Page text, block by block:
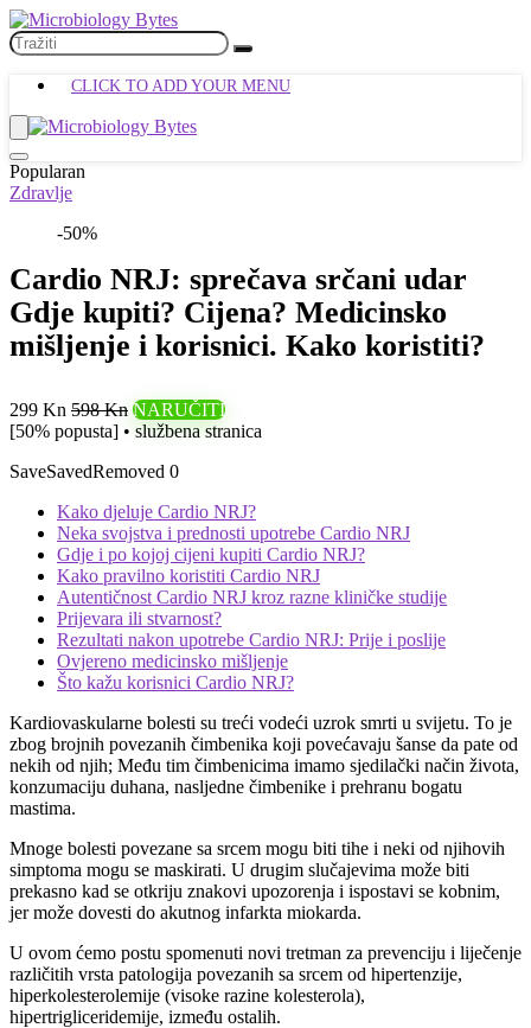
CLICK TO ADD YOUR MENU
Popularan
Zdravlje
-50%
Cardio NRJ: sprečava srčani udar
Gdje kupiti? Cijena? Medicinsko
mišljenje i korisnici. Kako koristiti?
299 Kn 598 Kn NARUČITI
[50% popusta] • službena stranica
SaveSavedRemoved 0
Kako djeluje Cardio NRJ?
Neka svojstva i prednosti upotrebe Cardio NRJ
Gdje i po kojoj cijeni kupiti Cardio NRJ?
Kako pravilno koristiti Cardio NRJ
Autentičnost Cardio NRJ kroz razne kliničke studije
Prijevara ili stvarnost?
Rezultati nakon upotrebe Cardio NRJ: Prije i poslije
Ovjereno medicinsko mišljenje
Što kažu korisnici Cardio NRJ?
Kardiovaskularne bolesti su treći vodeći uzrok smrti u svijetu. To je
zbog brojnih povezanih čimbenika koji povećavaju šanse da pate od
nekih od njih; Među tim čimbenicima imamo sjedilački način života,
konzumaciju duhana, nasljedne čimbenike i prehranu bogatu
mastima.
Mnoge bolesti povezane sa srcem mogu biti tihe i neki od njihovih
simptoma mogu se maskirati. U drugim slučajevima može biti
prekasno kad se otkriju znakovi upozorenja i ispostavi se kobnim,
jer može dovesti do akutnog infarkta miokarda.
U ovom ćemo postu spomenuti novi tretman za prevenciju i liječenje
različitih vrsta patologija povezanih sa srcem od hipertenzije,
hiperkolesterolemije (visoke razine kolesterola),
hipertrigliceridemije, između ostalih.